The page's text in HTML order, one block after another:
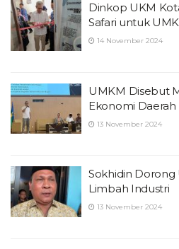
Dinkop UKM
Safari untuk
14 November 2024
UMKM Disebut
Ekonomi Daerah
13 November 2024
Sokhidin
Limbah Industri
13 November 2024